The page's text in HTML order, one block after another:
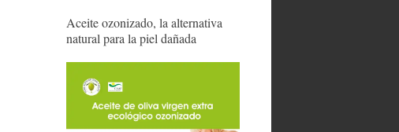
Aceite ozonizado, la alternativa
natural para la piel dañada